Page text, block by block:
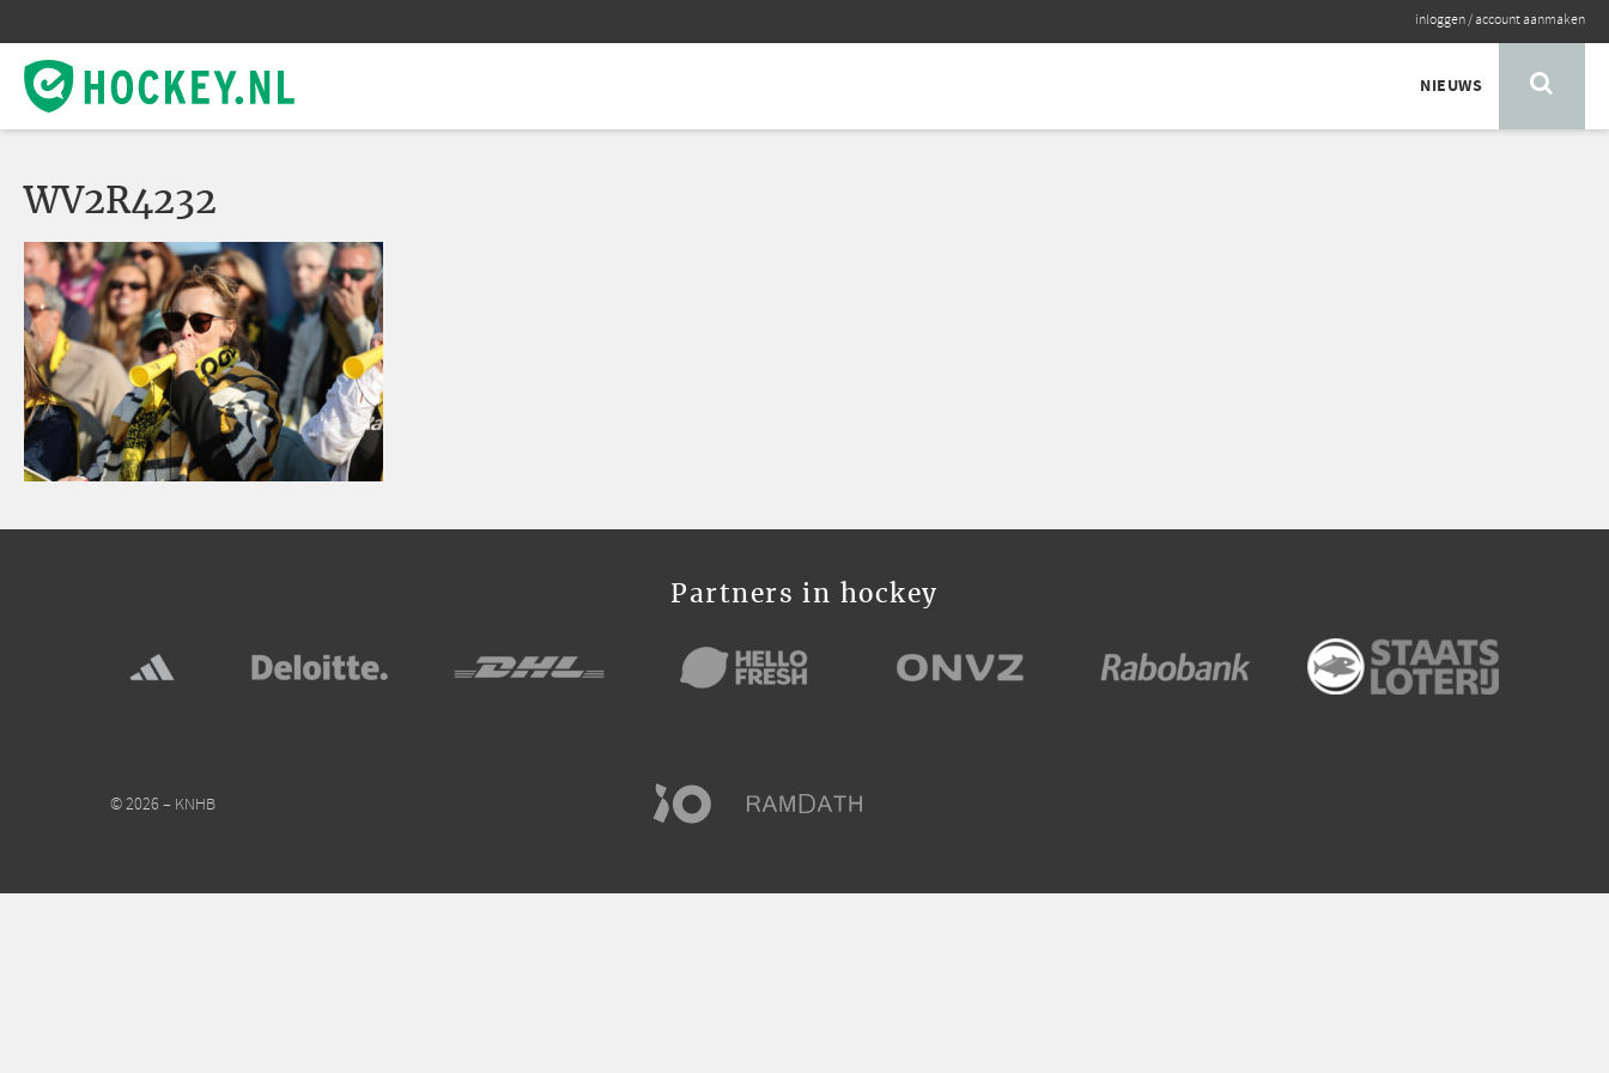
inloggen/account aanmaken
NIEUWS
WV2R4232
Partners in hockey
© 2026 – KNHB